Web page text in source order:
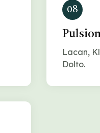
08
Lacan,
Dolto.